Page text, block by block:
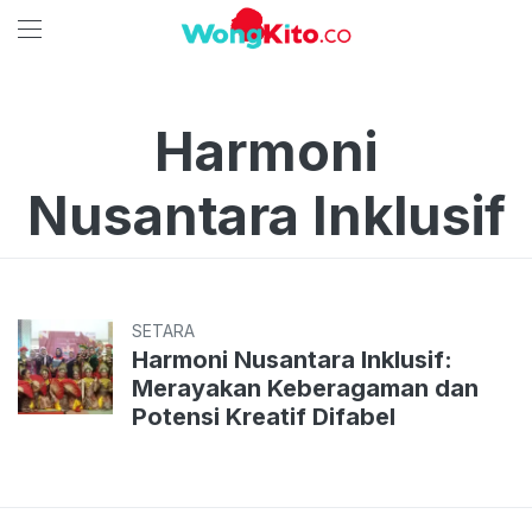
Harmoni
Nusantara Inklusif
SETARA
Harmoni Nusantara Inklusif:
Merayakan Keberagaman dan
Potensi Kreatif Difabel